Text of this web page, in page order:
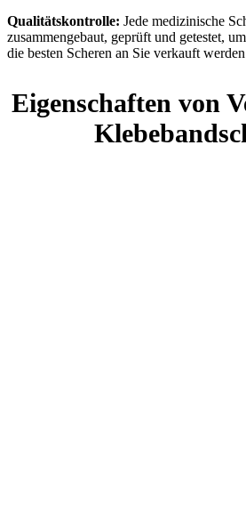
Qualitätskontrolle: Jede medizinische
zusammengebaut, geprüft und getestet,
die besten Scheren an Sie verkauft
Eigenschaften von